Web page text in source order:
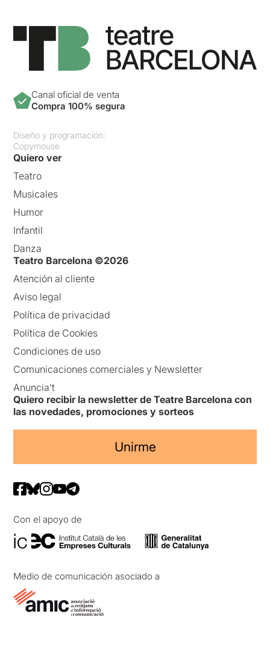
Canal oficial de venta
Compra 100% segura
Diseño y programación:
Copymouse
Quiero ver
Teatro
Musicales
Humor
Infantil
Danza
Teatro Barcelona ©2026
Atención al cliente
Aviso legal
Política de privacidad
Política de Cookies
Condiciones de uso
Comunicaciones comerciales y Newsletter
Anuncia’t
Quiero recibir la newsletter de Teatre Barcelona con
las novedades, promociones y sorteos
Unirme
Con el apoyo de
Medio de comunicación asociado a